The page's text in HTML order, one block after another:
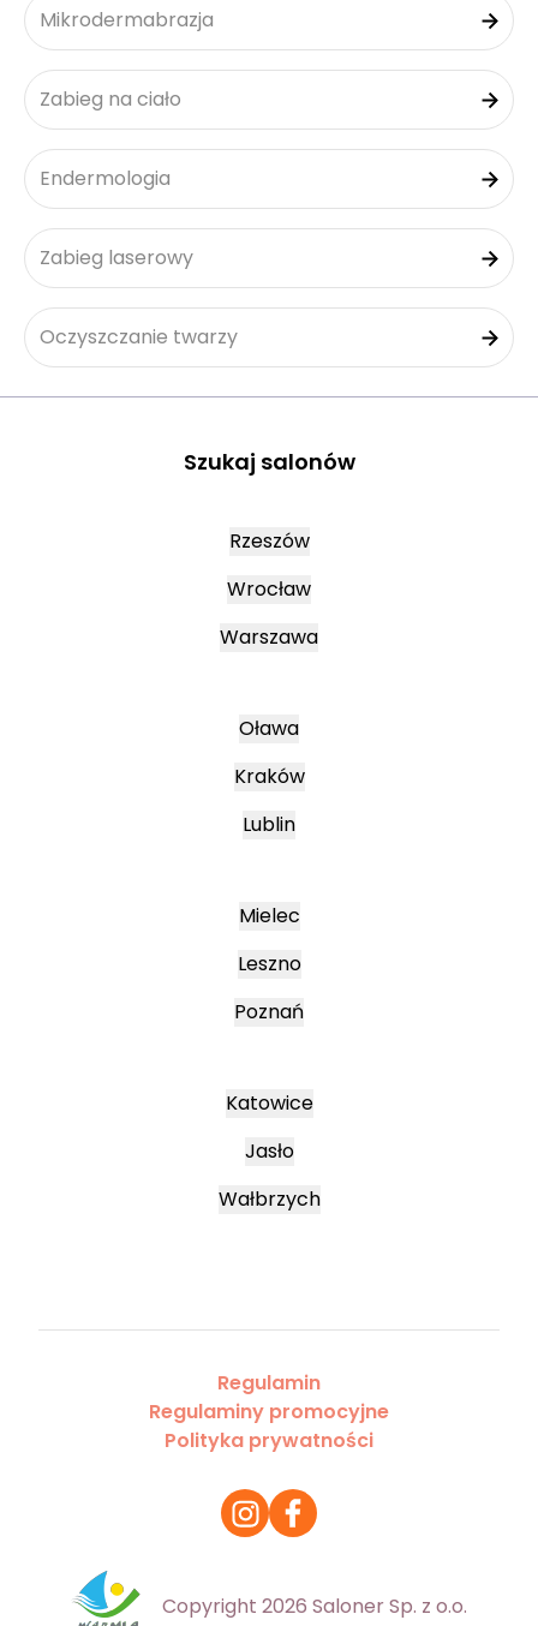
Mikrodermabrazja
Zabieg na ciało
Endermologia
Zabieg laserowy
Oczyszczanie twarzy
Szukaj salonów
Rzeszów
Wrocław
Warszawa
Oława
Kraków
Lublin
Mielec
Leszno
Poznań
Katowice
Jasło
Wałbrzych
Regulamin
Regulaminy promocyjne
Polityka prywatności
Copyright 2026 Saloner Sp. z o.o.